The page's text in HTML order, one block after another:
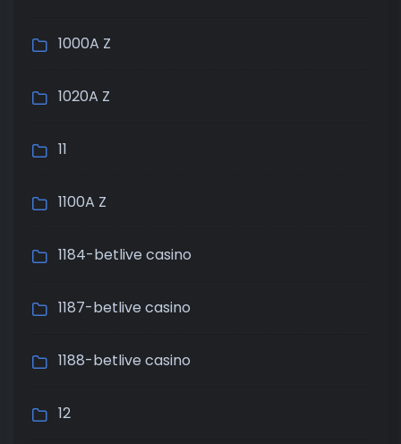
1000A Z
1020A Z
11
1100A Z
1184-betlive casino
1187-betlive casino
1188-betlive casino
12